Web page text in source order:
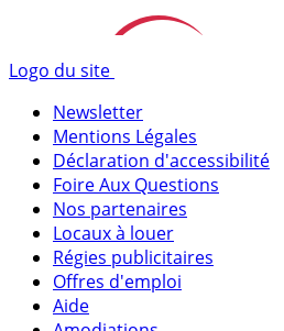
Logo du site
Newsletter
Mentions Légales
Déclaration d'accessibilité
Foire Aux Questions
Nos partenaires
Locaux à louer
Régies publicitaires
Offres d'emploi
Aide